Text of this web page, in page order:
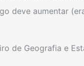
deve aumentar
de Geografia e